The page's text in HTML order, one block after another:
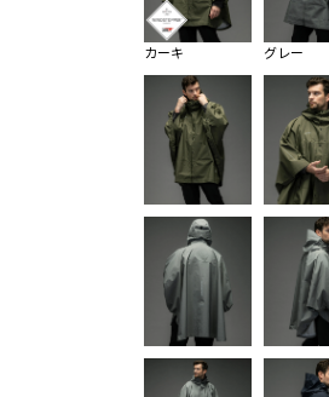
カーキ グレー